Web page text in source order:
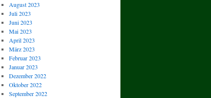
August 2023
Juli 2023
Juni 2023
Mai 2023
April 2023
März 2023
Februar 2023
Januar 2023
Dezember 2022
Oktober 2022
September 2022